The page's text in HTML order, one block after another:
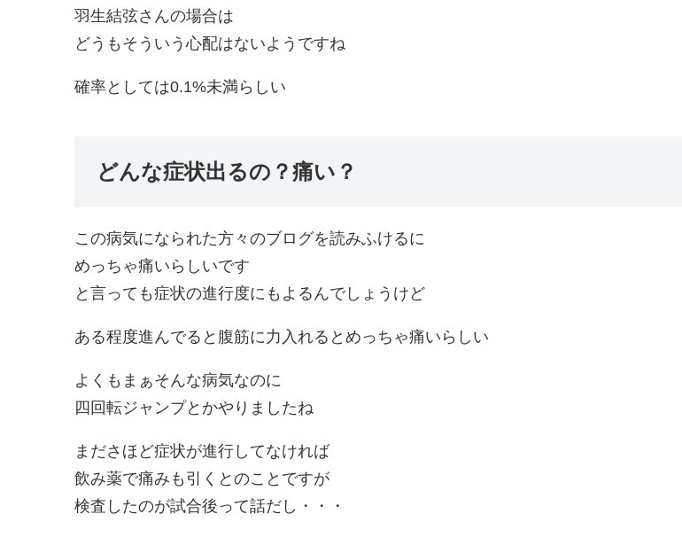
羽生結弦さんの場合は
どうもそういう心配はないようですね
確率としては0.1%未満らしい
どんな症状出るの？痛い？
この病気になられた方々のブログを読みふけるに
めっちゃ痛いらしいです
と言っても症状の進行度にもよるんでしょうけど
ある程度進んでると腹筋に力入れるとめっちゃ痛いらしい
よくもまぁそんな病気なのに
四回転ジャンプとかやりましたね
まださほど症状が進行してなければ
飲み薬で痛みも引くとのことですが
検査したのが試合後って話だし・・・